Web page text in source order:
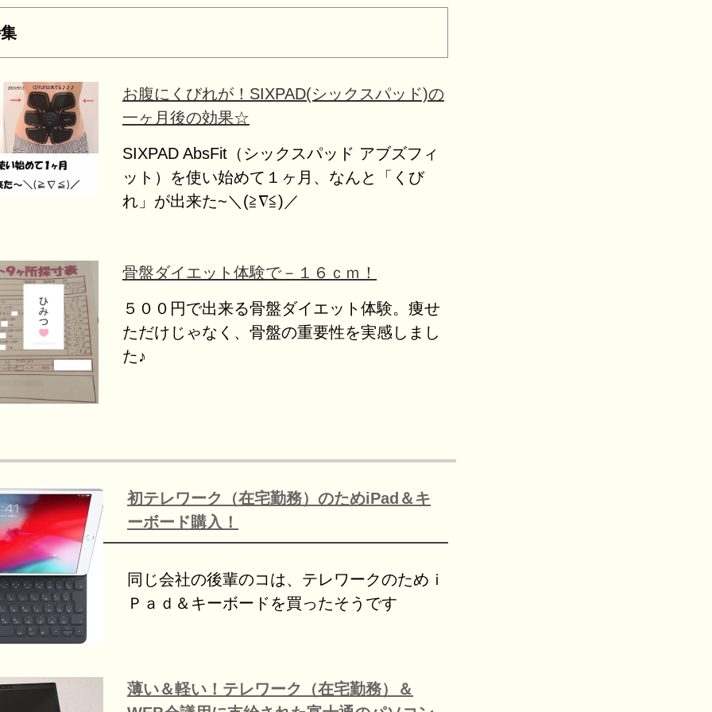
お腹にくびれが！SIXPAD(シックスパッド)の
一ヶ月後の効果☆
SIXPAD AbsFit（シックスパッド アブズフィ
ット）を使い始めて１ヶ月、なんと「くび
れ」が出来た~＼(≧∇≦)／
骨盤ダイエット体験で－１６ｃｍ！
５００円で出来る骨盤ダイエット体験。痩せ
ただけじゃなく、骨盤の重要性を実感しまし
た♪
初テレワーク（在宅勤務）のためiPad＆キ
ーボード購入！
同じ会社の後輩のコは、テレワークのためｉ
Ｐａｄ＆キーボードを買ったそうです
薄い＆軽い！テレワーク（在宅勤務）＆